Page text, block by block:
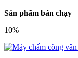
Sản phẩm bán chạy
10%